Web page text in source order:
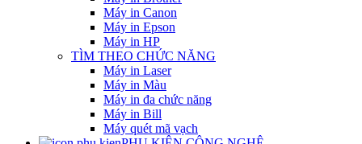
Máy in Canon
Máy in Epson
Máy in HP
TÌM THEO CHỨC NĂNG
Máy in Laser
Máy in Màu
Máy in đa chức năng
Máy in Bill
Máy quét mã vạch